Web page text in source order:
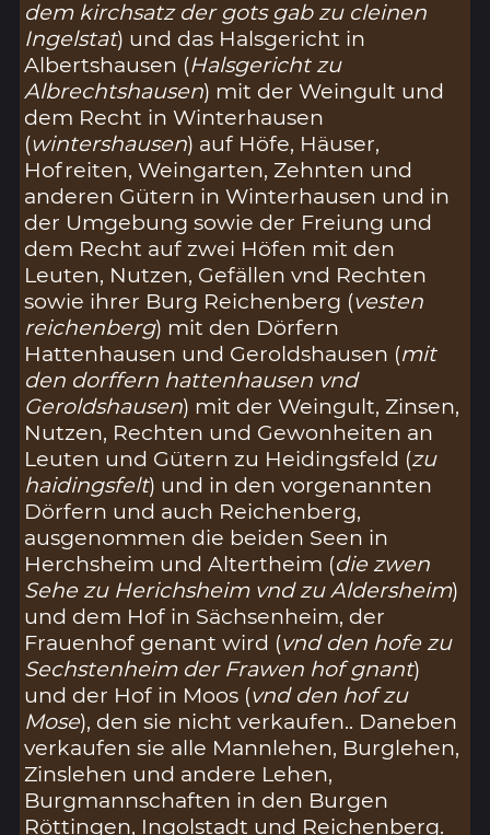
dem kirchsatz der gots gab zu cleinen
Ingelstat) und das Halsgericht in
Albertshausen (Halsgericht zu
Albrechtshausen) mit der Weingult und
dem Recht in Winterhausen
(wintershausen) auf Höfe, Häuser,
Hofreiten, Weingarten, Zehnten und
anderen Gütern in Winterhausen und in
der Umgebung sowie der Freiung und
dem Recht auf zwei Höfen mit den
Leuten, Nutzen, Gefällen vnd Rechten
sowie ihrer Burg Reichenberg (vesten
reichenberg) mit den Dörfern
Hattenhausen und Geroldshausen (mit
den dorffern hattenhausen vnd
Geroldshausen) mit der Weingult, Zinsen,
Nutzen, Rechten und Gewonheiten an
Leuten und Gütern zu Heidingsfeld (zu
haidingsfelt) und in den vorgenannten
Dörfern und auch Reichenberg,
ausgenommen die beiden Seen in
Herchsheim und Altertheim (die zwen
Sehe zu Herichsheim vnd zu Aldersheim)
und dem Hof in Sächsenheim, der
Frauenhof genant wird (vnd den hofe zu
Sechstenheim der Frawen hof gnant)
und der Hof in Moos (vnd den hof zu
Mose), den sie nicht verkaufen.. Daneben
verkaufen sie alle Mannlehen, Burglehen,
Zinslehen und andere Lehen,
Burgmannschaften in den Burgen
Röttingen, Ingolstadt und Reichenberg.